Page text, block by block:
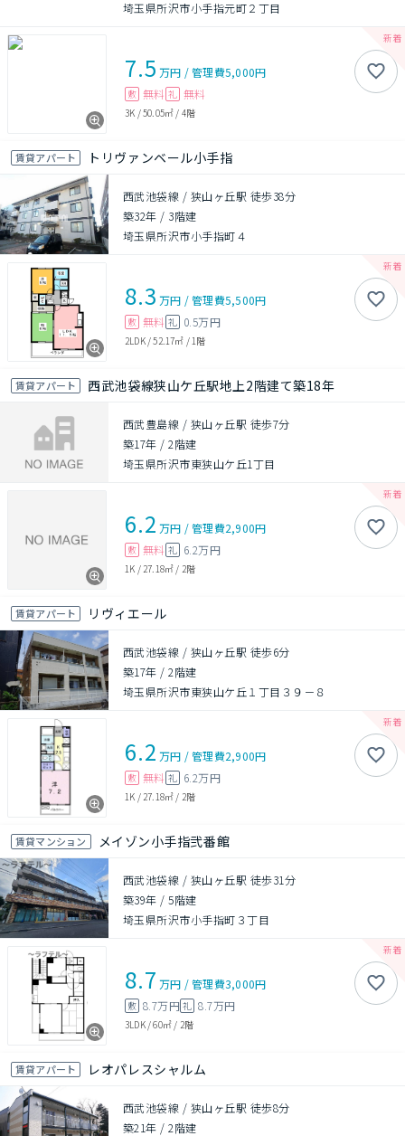
埼玉県所沢市小手指元町２丁目
7.5 万円 /管理費5,000円
敷 無料 礼 無料
3K /50.05㎡ / 4階
賃貸アパート トリヴァンベール小手指
西武池袋線 / 狭山ヶ丘駅 徒歩38分
築32年 / 3階建
埼玉県所沢市小手指町４
8.3 万円 /管理費5,500円
敷 無料 礼 0.5万円
2LDK/52.17㎡ / 1階
賃貸アパート 西武池袋線狭山ケ丘駅地上2階建て築18年
西武豊島線 / 狭山ヶ丘駅 徒歩7分
築17年 /2階建
埼玉県所沢市東狭山ケ丘1丁目
6.2 万円 /管理費2,900円
敷 無料 礼 6.2万円
1K / 27.18㎡ / 2階
賃貸アパート リヴィエール
西武池袋線 / 狭山ヶ丘駅 徒歩6分
築17年 /2階建
埼玉県所沢市東狭山ケ丘１丁目３９－８
6.2 万円 /管理費2,900円
敷 無料 礼 6.2万円
1K / 27.18㎡ / 2階
賃貸マンション メイゾン小手指弐番館
西武池袋線 / 狭山ヶ丘駅 徒歩31分
築39年 /5階建
埼玉県所沢市小手指町３丁目
8.7 万円 /管理費3,000円
敷 8.7万円礼 8.7万円
3LDK/60㎡ / 2階
賃貸アパート レオパレスシャルム
西武池袋線 / 狭山ヶ丘駅 徒歩8分
築21年 /2階建